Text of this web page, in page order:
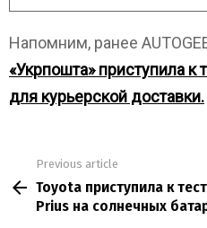
Напомним, ранее
«Укрпошта» приступила к
для курьерской доставки.
more
Previous article
Toyota приступила к
Prius на солнечных